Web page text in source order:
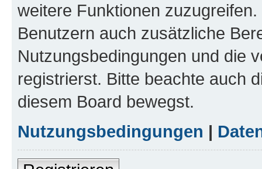
weitere Funktionen
Benutzern auch zusätzliche
Nutzungsbedingungen und die
registrierst. Bitte beachte auch
diesem Board bewegst.
Nutzungsbedingungen |